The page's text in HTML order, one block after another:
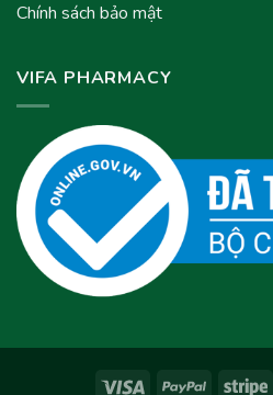
Chính sách bảo mật
VIFA PHARMACY